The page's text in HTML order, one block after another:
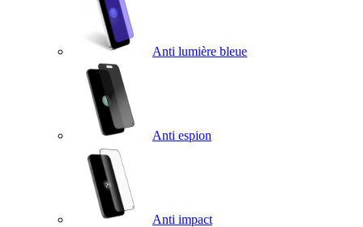
Anti lumière bleue
Anti espion
Anti impact